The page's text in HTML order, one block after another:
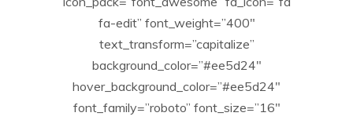
fa-edit” font_weight=”400″
text_transform=”capitalize”
background_color=”#ee5d24″
hover_background_color=”#ee5d24″
font_family=”roboto” font_size=”16″